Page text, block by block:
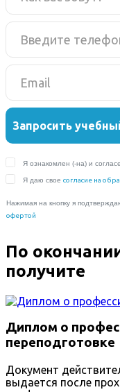
По
получите
Диплом о
переподготовке
Документ
выдается после